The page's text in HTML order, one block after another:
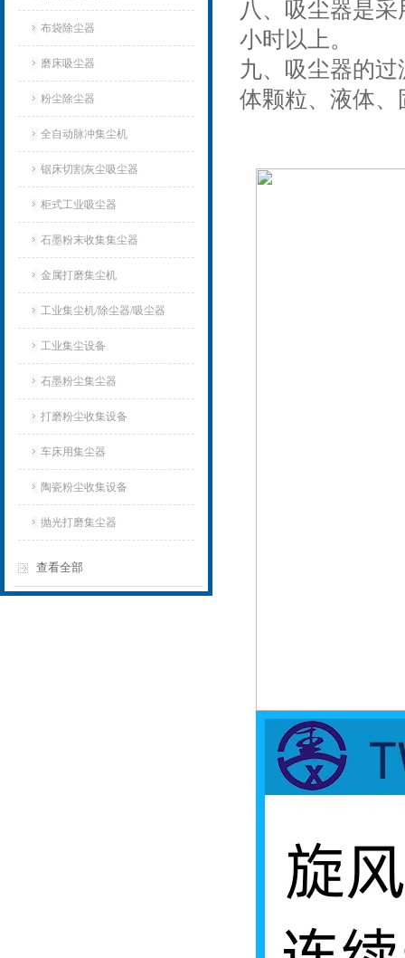
布袋除尘器
磨床吸尘器
粉尘除尘器
全自动脉冲集尘机
锯床切割灰尘吸尘器
柜式工业吸尘器
石墨粉末收集集尘器
金属打磨集尘机
工业集尘机/除尘器/吸尘器
工业集尘设备
石墨粉尘集尘器
打磨粉尘收集设备
车床用集尘器
陶瓷粉尘收集设备
抛光打磨集尘器
查看全部
八、吸尘器是
小时以上。
九、吸尘器的
体颗粒、液体